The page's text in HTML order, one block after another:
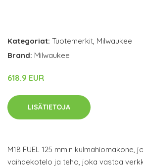
Kategoriat: Tuotemerkit, Milwaukee
Brand: Milwaukee
618.9 EUR
LISÄTIETOJA
M18 FUEL 125 mm:n kulmahiomakone,
vaihdekotelo ja teho, joka vastaa